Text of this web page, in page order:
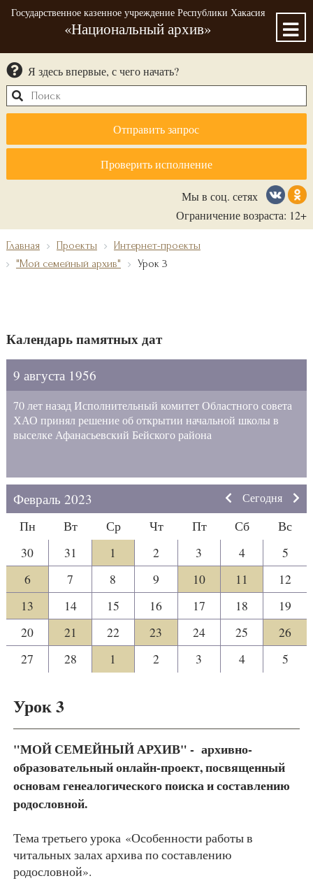
Государственное казенное учреждение Республики Хакасия
«Национальный архив»
Я здесь впервые, с чего начать?
Отправить запрос
Проверить исполнение
Мы в соц. сетях
Ограничение возраста: 12+
Главная Проекты
Интернет-проекты
"Мой семейный архив"
Урок 3
Календарь памятных дат
9 августа 1956
70 лет назад Исполнительный комитет Областного совета
ХАО принял решение об открытии начальной школы в
выселке Афанасьевский Бейского района
Февраль 2023 Сегодня
Пн Вт Ср Чт Пт Сб
Вс
30
31 1 2 3 4
5
6
7 8 9 10 11
12
13
14 15 16 17 18
19
20
21 22 23 24 25
26
27
28 1 2 3 4 5
Урок 3
"МОЙ СЕМЕЙНЫЙ АРХИВ" - архивно-
образовательный онлайн-проект, посвященный
основам генеалогического поиска и составлению
родословной.
Тема третьего урока «Особенности работы в
читальных залах архива по составлению
родословной».